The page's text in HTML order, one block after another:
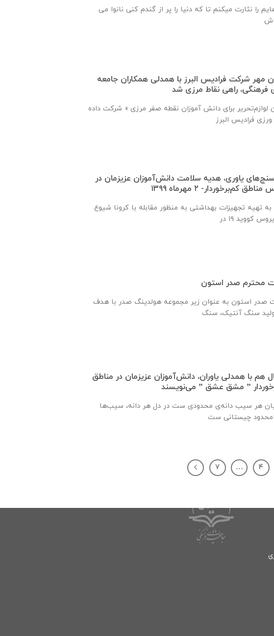
را نثارت میکنم تا که دنیا را پر از گندم کنی نانوا می
مهر شرکت فرادیس البرز با همدلی همکاران جامعه
فرهنگی، راهی نقاط مرزی شد
لوازم‌تحرير برای دانش آموزان نقطه صفر مرزی « شرکت داده
یاوری، هدیه سلامت دانش‌آموزان عزیزمان در
کم‌برخوردار- ۲ مهرماه ۱۳۹۹
تهیه تجهیزات بهداشتی به منظور مقابله با کرونا شیوع
محترم صدر استون
صدر استون به عنوان زیر مجموعه هولدینگ صدر با هدف
هم با همدلی یاوران، دانش‌آموزان عزیزمان در مناطق
” مشق عشق ” می‌نویسند
هر سیب دانه‌ی محدودی ست در دل هر دانه، سیب‌ها
۴ … ۷